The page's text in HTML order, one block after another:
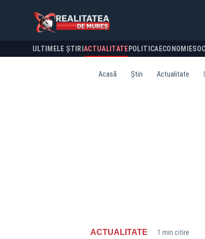
ULTIMELE ȘTIRI ACTUALITATE POLITICA ECONOMIE
Acasă Știri Actualitate
ACTUALITATE· 1 min citire